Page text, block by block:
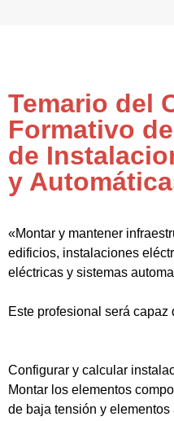
Temario del
Formativo
de
y
«Montar y mantener
edificios, instalaciones
eléctricas y sistemas
Este profesional será capaz
Configurar y calcular
Montar los elementos
de baja tensión y elementos